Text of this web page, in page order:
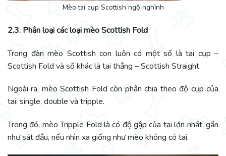
Mèo tai cụp Scottish ngộ nghĩnh
2.3. Phân loại các loại mèo Scottish Fold
Trong đàn mèo Scottish con luôn có một số là tai cụp –
Scottish Fold và số khác là tai thẳng – Scottish Straight.
Ngoài ra, mèo Scottish Fold còn phân chia theo độ cụp của
tai: single, double và tripple.
Trong đó, mèo Tripple Fold là có độ gập của tai lớn nhất, gần
như sát đầu, nếu nhìn xa giống như mèo không có tai.